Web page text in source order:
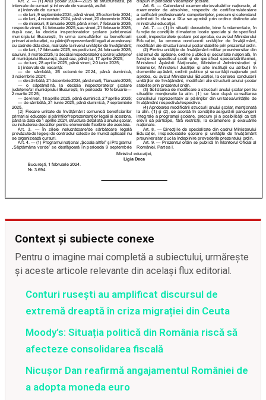
Context și subiecte conexe
Pentru o imagine mai completă a subiectului, urmărește
și aceste articole relevante din același flux editorial.
Conturi rusești au amplificat discursul de
extremă dreaptă în criza migrației din Ceuta
Moody’s: Situația politică din România riscă să
afecteze consolidarea fiscală
Nicușor Dan reafirmă angajamentul României de
a adopta moneda euro